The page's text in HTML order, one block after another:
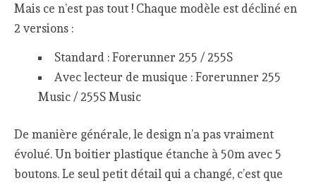
Mais ce n’est pas tout ! Chaque modèle est décliné en
2 versions :
Standard : Forerunner 255 / 255S
Avec lecteur de musique : Forerunner 255
Music / 255S Music
De manière générale, le design n’a pas vraiment
évolué. Un boitier plastique étanche à 50m avec 5
boutons. Le seul petit détail qui a changé, c’est que